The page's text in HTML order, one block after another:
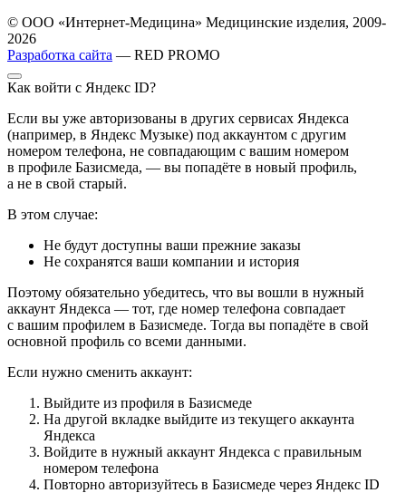
© ООО «Интернет-Медицина» Медицинские изделия, 2009-
2026
Разработка сайта — RED PROMO
Как войти с Яндекс ID?
Если вы уже авторизованы в других сервисах Яндекса
(например, в Яндекс Музыке) под аккаунтом с другим
номером телефона, не совпадающим с вашим номером
в профиле Базисмеда, — вы попадёте в новый профиль,
а не в свой старый.
В этом случае:
Не будут доступны ваши прежние заказы
Не сохранятся ваши компании и история
Поэтому обязательно убедитесь, что вы вошли в нужный
аккаунт Яндекса — тот, где номер телефона совпадает
с вашим профилем в Базисмеде. Тогда вы попадёте в свой
основной профиль со всеми данными.
Если нужно сменить аккаунт:
Выйдите из профиля в Базисмеде
На другой вкладке выйдите из текущего аккаунта
Яндекса
Войдите в нужный аккаунт Яндекса с правильным
номером телефона
Повторно авторизуйтесь в Базисмеде через Яндекс ID